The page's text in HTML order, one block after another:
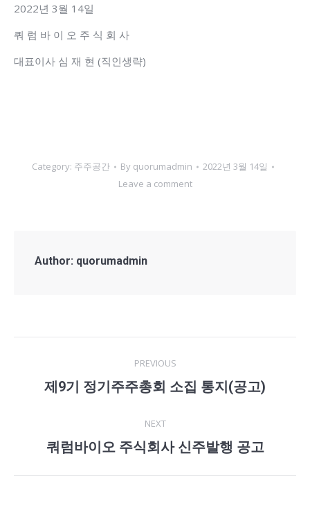
2022년 3월 14일
쿼 럼 바 이 오 주 식 회 사
대표이사 심 재 현 (직인생략)
Category: 주주공간 By quorumadmin
2022년 3월 14일
Leave a comment
Author: quorumadmin
navigation
PREVIOUS
Previous
제9기 정기주주총회 소집 통지(공고)
NEXT
Next
쿼럼바이오 주식회사 신주발행 공고